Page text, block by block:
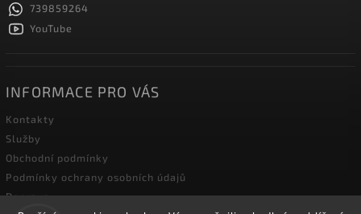
739859264
YouTube
INFORMACE PRO VÁS
Kontakty
Služby
Obchodní podmínky
Podmínky ochrany osobních údajů
Doprava